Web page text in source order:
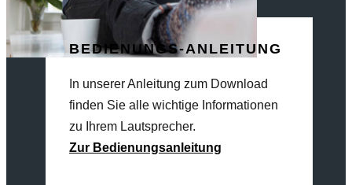
BEDIENUNGS-ANLEITUNG
In unserer Anleitung zum Download
finden Sie alle wichtige Informationen
zu Ihrem Lautsprecher.
Zur Bedienungsanleitung